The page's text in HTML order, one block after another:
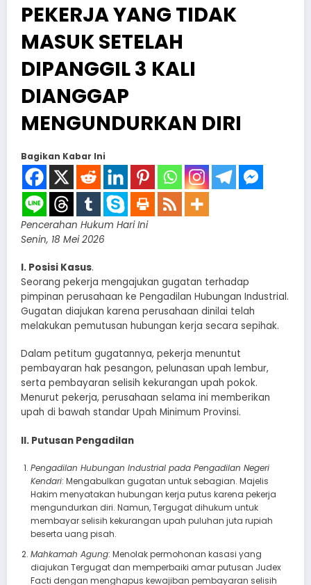
PEKERJA YANG TIDAK
MASUK SETELAH
DIPANGGIL 3 KALI
DIANGGAP
MENGUNDURKAN DIRI
Bagikan Kabar Ini
Pencerahan Hukum Hari Ini
Senin, 18 Mei 2026
I. Posisi Kasus.
Seorang pekerja mengajukan gugatan terhadap
pimpinan perusahaan ke Pengadilan Hubungan Industrial.
Gugatan diajukan karena perusahaan dinilai telah
melakukan pemutusan hubungan kerja secara sepihak.
Dalam petitum gugatannya, pekerja menuntut
pembayaran hak pesangon, pelunasan upah lembur,
serta pembayaran selisih kekurangan upah pokok.
Menurut pekerja, perusahaan selama ini memberikan
upah di bawah standar Upah Minimum Provinsi.
II. Putusan Pengadilan
Pengadilan Hubungan Industrial pada Pengadilan Negeri
Kendari: Mengabulkan gugatan untuk sebagian. Majelis
Hakim menyatakan hubungan kerja putus karena pekerja
mengundurkan diri. Namun, Tergugat dihukum untuk
membayar selisih kekurangan upah puluhan juta rupiah
beserta uang pisah.
Mahkamah Agung: Menolak permohonan kasasi yang
diajukan Tergugat dan memperbaiki amar putusan Judex
Facti dengan menghapus kewajiban pembayaran selisih